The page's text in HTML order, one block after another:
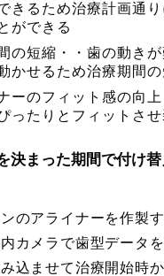
きるため治療計画通
ができる
の短縮・・歯の動き
かせるため治療期間
ーのフィット感の向
ったりとフィットさ
決まった期間で付け
のアライナーを作製
カメラで歯型データ
込ませて治療開始時